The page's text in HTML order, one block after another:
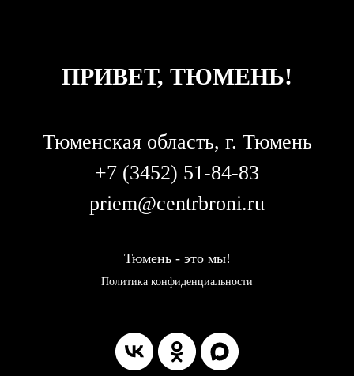
КУПИТЬ
КУПИТЬ
КУПИТЬ
КУПИТЬ
КУПИТЬ
КУПИТЬ
КУПИТЬ
КУПИТЬ
ПРИВЕТ, ТЮМЕНЬ!
Тюменская область, г. Тюмень
+7 (3452) 51-84-83
priem@centrbroni.ru
Тюмень - это мы!
Политика конфиденциальности